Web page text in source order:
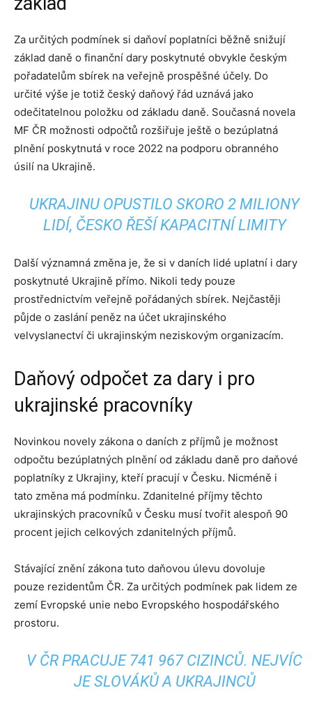
Za určitých podmínek si daňoví poplatníci běžně snižují
základ daně o finanční dary poskytnuté obvykle českým
pořadatelům sbírek na veřejně prospěšné účely. Do
určité výše je totiž český daňový řád uznává jako
odečitatelnou položku od základu daně. Současná novela
MF ČR možnosti odpočtů rozšiřuje ještě o bezúplatná
plnění poskytnutá v roce 2022 na podporu obranného
úsilí na Ukrajině.
UKRAJINU OPUSTILO SKORO 2 MILIONY
LIDÍ, ČESKO ŘEŠÍ KAPACITNÍ LIMITY
Další významná změna je, že si v daních lidé uplatní i dary
poskytnuté Ukrajině přímo. Nikoli tedy pouze
prostřednictvím veřejně pořádaných sbírek. Nejčastěji
půjde o zaslání peněz na účet ukrajinského
velvyslanectví či ukrajinským neziskovým organizacím.
Daňový odpočet za dary i pro
ukrajinské pracovníky
Novinkou novely zákona o daních z příjmů je možnost
odpočtu bezúplatných plnění od základu daně pro daňové
poplatníky z Ukrajiny, kteří pracují v Česku. Nicméně i
tato změna má podmínku. Zdanitelné příjmy těchto
ukrajinských pracovníků v Česku musí tvořit alespoň 90
procent jejich celkových zdanitelných příjmů.
Stávající znění zákona tuto daňovou úlevu dovoluje
pouze rezidentům ČR. Za určitých podmínek pak lidem ze
zemí Evropské unie nebo Evropského hospodářského
prostoru.
V ČR PRACUJE 741 967 CIZINCŮ. NEJVÍC
JE SLOVÁKŮ A UKRAJINCŮ